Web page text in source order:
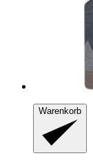
Warenkorb